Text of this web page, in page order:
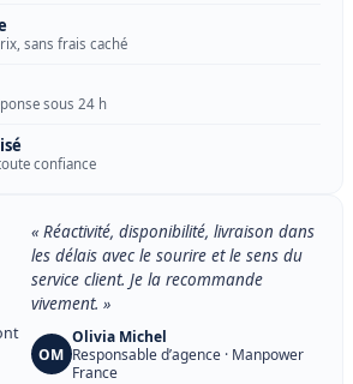
sans frais caché
sous 24 h
confiance
« Réactivité, disponibilité, livraison dans
les délais avec le sourire et le sens du
service client. Je la recommande
vivement. »
OM
Olivia Michel
Responsable d’agence · Manpower
France